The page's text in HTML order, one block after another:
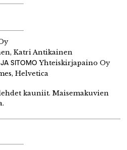
Katri Antikainen
JA SITOMOYhteiskirjapaino Oy
Helvetica
kauniit. Maisemakuvien